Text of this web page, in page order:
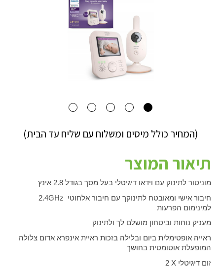
(המחיר כולל מיסים ומשלוח עם שליח עד הבית)
תיאור המוצר
מוניטור לתינוק עם וידאו דיגיטלי בעל מסך בגודל 2.8 אינץ
חיבור אישי ומאובטח לתינוקך עם חיבור אלחוטי 2.4GHz
למינימום הפרעות
מעניק נוחות וביטחון מושלם לך ולתינוק
ראייה אופטימלית ביום ובלילה בזכות ראיית אינפרא אדום צלולה
המופעלת אוטומטית בחושך
זום דיגיטלי X